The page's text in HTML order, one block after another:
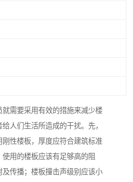
需要采用有效的措施来减少楼
人们生活所造成的干扰。先，
性楼板，厚度应符合建筑标准
用的楼板应该有足够高的阻
传播；楼板撞击声级别应该小